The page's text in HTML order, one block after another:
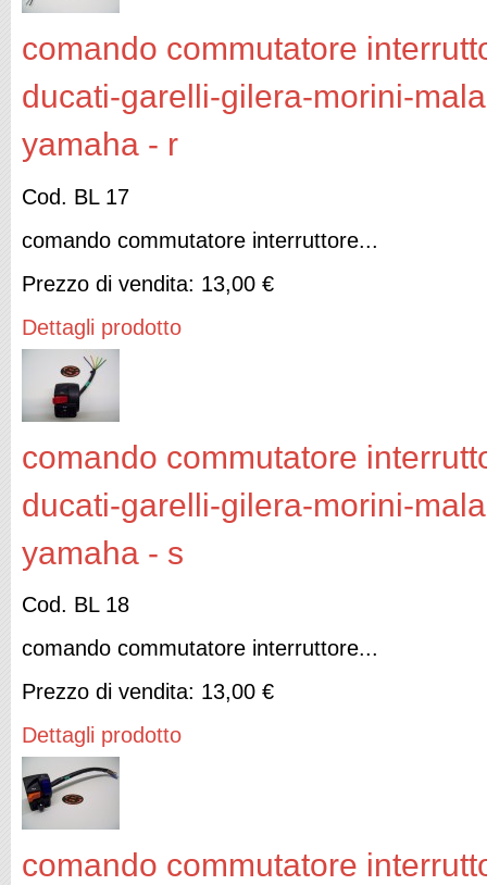
comando commutatore
ducati-garelli-gilera-morini-
yamaha - r
Cod. BL 17
comando commutatore interruttore...
Prezzo di vendita: 13,00 €
Dettagli prodotto
comando commutatore
ducati-garelli-gilera-morini-
yamaha - s
Cod. BL 18
comando commutatore interruttore...
Prezzo di vendita: 13,00 €
Dettagli prodotto
comando commutatore